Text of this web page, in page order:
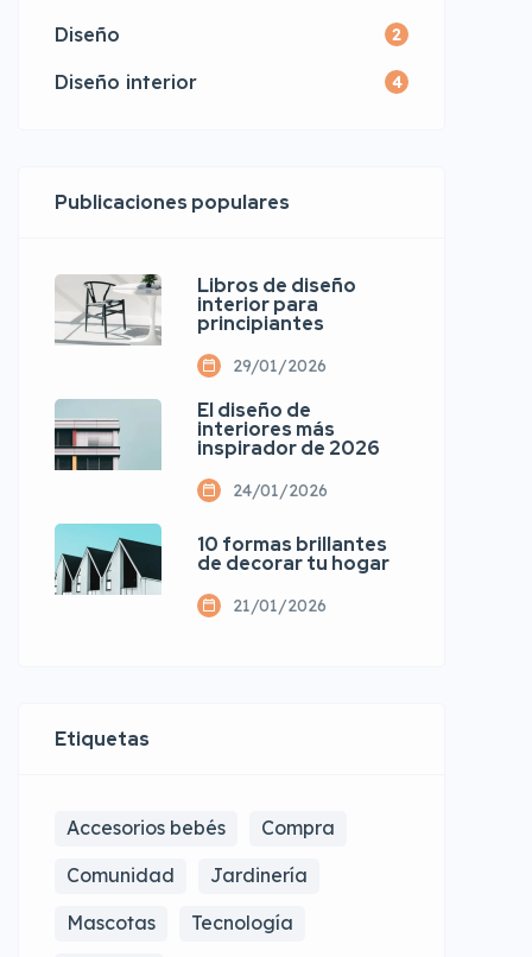
Diseño 2
Diseño interior 4
Publicaciones populares
Libros de diseño
interior para
principiantes
29/01/2026
El diseño de
interiores más
inspirador de 2026
24/01/2026
10 formas brillantes
de decorar tu hogar
21/01/2026
Etiquetas
Accesorios bebés
Compra
Comunidad
Jardinería
Mascotas
Tecnología